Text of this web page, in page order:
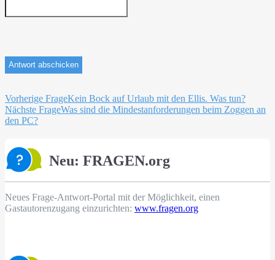
Beitragsnavigation
Vorherige FrageKein Bock auf Urlaub mit den Ellis. Was tun?
Nächste FrageWas sind die Mindestanforderungen beim Zoggen an
den PC?
Neu: FRAGEN.org
Neues Frage-Antwort-Portal mit der Möglichkeit, einen
Gastautorenzugang einzurichten: www.fragen.org